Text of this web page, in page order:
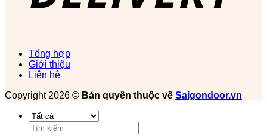
Tổng hợp
Giới thiệu
Liên hệ
Copyright 2026 © Bản quyền thuộc về Saigondoor.vn
Tìm